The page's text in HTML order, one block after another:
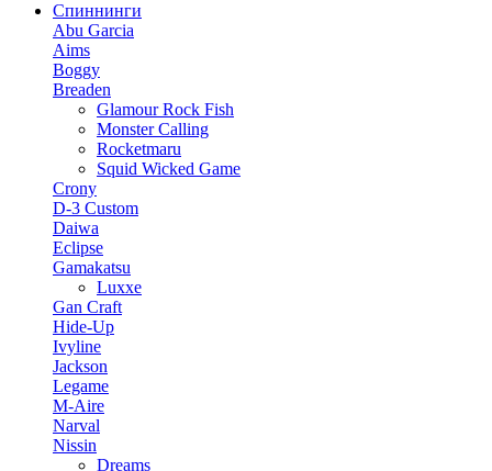
Спиннинги
Abu Garcia
Aims
Boggy
Breaden
Glamour Rock Fish
Monster Calling
Rocketmaru
Squid Wicked Game
Crony
D-3 Custom
Daiwa
Eclipse
Gamakatsu
Luxxe
Gan Craft
Hide-Up
Ivyline
Jackson
Legame
M-Aire
Narval
Nissin
Dreams